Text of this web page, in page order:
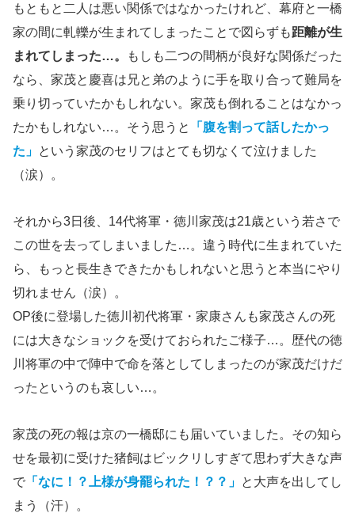
もともと二人は悪い関係ではなかったけれど、幕府と一橋
家の間に軋轢が生まれてしまったことで図らずも距離が生
まれてしまった…。
もしも二つの間柄が良好な関係だった
なら、家茂と慶喜は兄と弟のように手を取り合って難局を
乗り切っていたかもしれない。家茂も倒れることはなかっ
たかもしれない…。そう思うと
「腹を割って話したかっ
た」 という家茂のセリフはとても切なくて泣けました
（涙）。
それから3日後、14代将軍・徳川家茂は21歳という若さで
この世を去ってしまいました…。違う時代に生まれていた
ら、もっと長生きできたかもしれないと思うと本当にやり
切れません（涙）。
OP後に登場した徳川初代将軍・家康さんも家茂さんの死
には大きなショックを受けておられたご様子…。歴代の徳
川将軍の中で陣中で命を落としてしまったのが家茂だけだ
ったというのも哀しい…。
家茂の死の報は京の一橋邸にも届いていました。その知ら
せを最初に受けた猪飼はビックリしすぎて思わず大きな声
で 「なに！？上様が身罷られた！？？」 と大声を出してし
まう（汗）。